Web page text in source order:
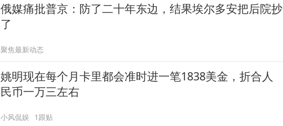
俄媒痛批普京：防了二十年东边，结果埃尔多安把后院抄
了
聚焦最新动态
姚明现在每个月卡里都会准时进一笔1838美金，折合人
民币一万三左右
小风侃娱 1跟贴